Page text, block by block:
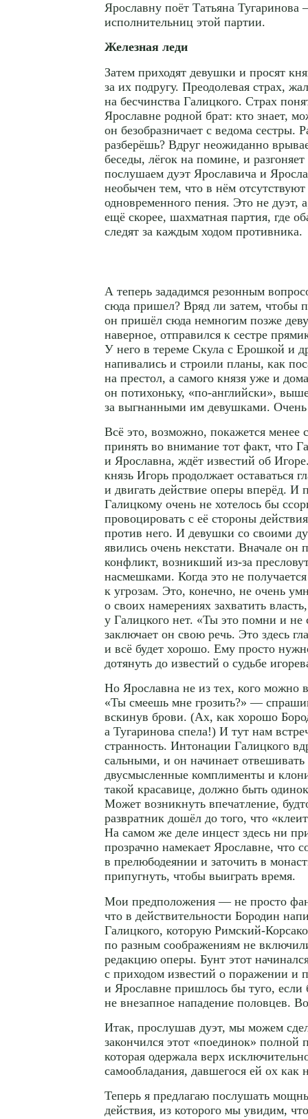
Ярославну поёт Татьяна
исполнительниц этой партии.
Железная леди
Затем приходят девушки и просят
за их подругу. Преодолевая страх,
на бесчинства Галицкого. Страх
Ярославне родной брат: кто знает,
он безобразничает с ведома сестры.
разберёшь? Вдруг неожиданно
беседы, лёгок на помине, и
послушаем дуэт Ярославича и
необычен тем, что в нём
одновременного пения. Это не дуэт,
ещё скорее, шахматная партия, где
следят за каждым ходом противника.
А теперь зададимся резонным
сюда пришел? Вряд ли затем, чтобы
он пришёл сюда немногим позже
наверное, отправился к сестре
У него в тереме Скула с Ерошкой и
напивались и строили планы, как
на престол, а самого князя уже и
он потихоньку, «по-английски»,
за выгнанными им девушками. Очень
Всё это, возможно, покажется менее
принять во внимание тот факт, что
и Ярославна, ждёт известий об
князь Игорь продолжает оставаться
и двигать действие оперы вперёд. И
Галицкому очень не хотелось бы
провоцировать с её стороны
против него. И девушки со своими
явились очень некстати. Вначале он
конфликт, возникший из-за
насмешками. Когда это не
к угрозам. Это, конечно, не очень
о своих намерениях захватить
у Галицкого нет. «Ты это помни и
заключает он свою речь. Это здесь
и всё будет хорошо. Ему просто
дотянуть до известий о судьбе
Но Ярославна не из тех, кого можно
«Ты смеешь мне грозить?» —
вскинув брови. (Ах, как хорошо
а Тугаринова спела!) И тут нам
странность. Интонации Галицкого
сальными, и он начинает отвешивать
двусмысленные комплименты и
такой красавице, должно быть
Может возникнуть впечатление,
развратник дошёл до того, что
На самом же деле инцест здесь ни
прозрачно намекает Ярославне, что
в прелюбодеянии и заточить в
припугнуть, чтобы выиграть время.
Мои предположения — не просто
что в действительности Бородин
Галицкого, которую Римский-
по разным соображениям не
редакцию оперы. Бунт этот
с приходом известий о поражении и
и Ярославне пришлось бы туго,
не внезапное нападение половцев.
Итак, прослушав дуэт, мы можем
закончился этот «поединок» полной
которая одержала верх
самообладания, давшегося ей ох как
Теперь я предлагаю послушать
действия, из которого мы увидим,